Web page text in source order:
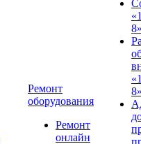
Ремонт
оборудования
Ремонт
онлайн